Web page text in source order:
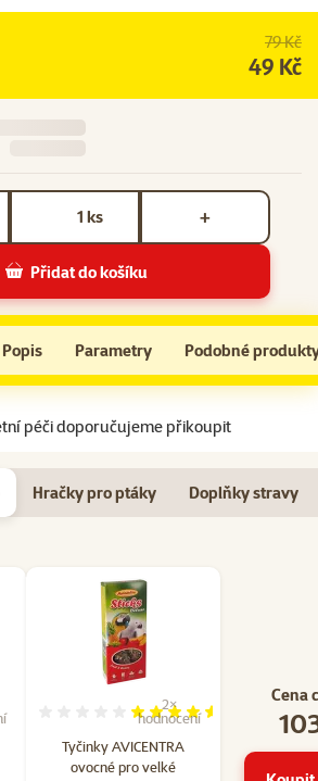
79 Kč
49 Kč
ks +
Přidat do košíku
papoušek 1kg
Popis Parametry Podobné
péči doporučujeme přikoupit
Hračky pro ptáky Doplňky stravy
60%, počet hodnocení: 2
Tyčinky AVICENTRA
ovocné pro velké
Hodnocení 90%, počet
2×
hodnocení
Cena